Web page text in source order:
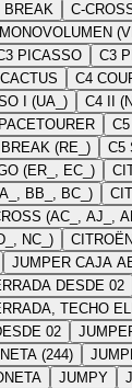
BREAK C-
PICASSO C3
C4
I (UA_)
C4 II
(RE_) C5
(ER_, EC_)
BB_, BC_)
(AC_, AJ_,
NC_)
JUMPER CAJA
DESDE 02
TECHO
02
(244)
JUMPY